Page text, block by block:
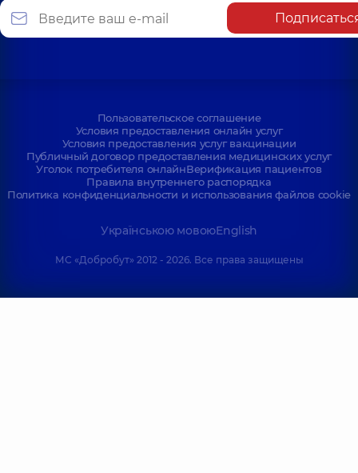
Пользовательское соглашение
Условия предоставления онлайн услуг
Условия предоставления услуг вакцинации
Публичный договор предоставления медицинских услуг
Уголок потребителя онлайнВерификация пациентов
Правила внутреннего распорядка
Политика конфиденциальности и использования файлов cookie
Українською мовоюEnglish
МС «Добробут» 2012 - 2026. Все права защищены